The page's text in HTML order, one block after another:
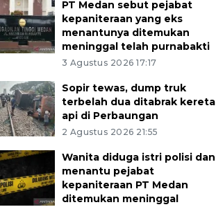
PT Medan sebut pejabat
kepaniteraan yang eks
menantunya ditemukan
meninggal telah purnabakti
3 Agustus 2026 17:17
Sopir tewas, dump truk
terbelah dua ditabrak kereta
api di Perbaungan
2 Agustus 2026 21:55
Wanita diduga istri polisi dan
menantu pejabat
kepaniteraan PT Medan
ditemukan meninggal